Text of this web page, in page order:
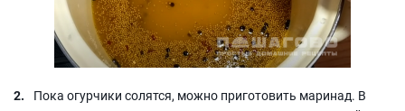
Пока огурчики солятся, можно приготовить маринад. В